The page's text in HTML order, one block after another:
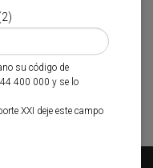
su código de
400 000 y se lo
XXI deje este campo